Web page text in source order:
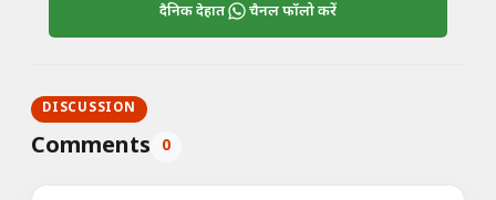
दैनिक देहात चैनल फॉलो करें
DISCUSSION
Comments 0